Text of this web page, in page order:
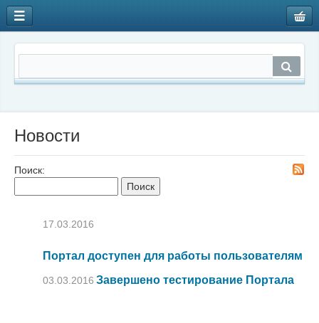
Новости
Поиск:
17.03.2016
Портал доступен для работы пользователям
03.03.2016 Завершено тестирование Портала